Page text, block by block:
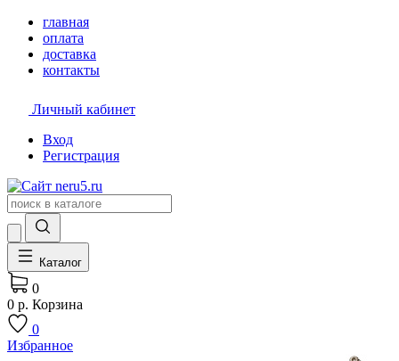
главная
оплата
доставка
контакты
Личный кабинет
Вход
Регистрация
Каталог
0
0 р. Корзина
0
Избранное